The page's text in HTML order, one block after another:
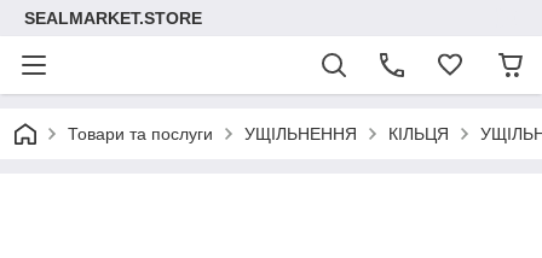
SEALMARKET.STORE
Товари та послуги УЩІЛЬНЕННЯ КІЛЬЦЯ